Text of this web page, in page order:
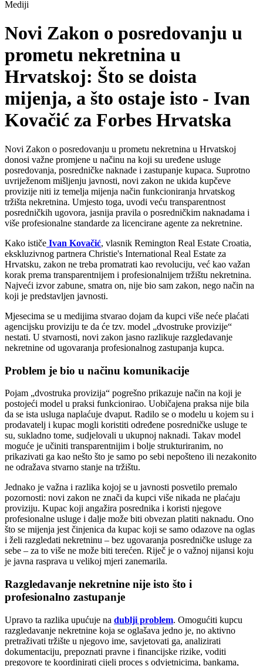
Mediji
Novi Zakon o posredovanju u
prometu nekretnina u
Hrvatskoj: Što se doista
mijenja, a što ostaje isto - Ivan
Kovačić za Forbes Hrvatska
Novi Zakon o posredovanju u prometu nekretnina u Hrvatskoj
donosi važne promjene u načinu na koji su uređene usluge
posredovanja, posredničke naknade i zastupanje kupaca. Suprotno
uvriježenom mišljenju javnosti, novi zakon ne ukida kupčeve
provizije niti iz temelja mijenja način funkcioniranja hrvatskog
tržišta nekretnina. Umjesto toga, uvodi veću transparentnost
posredničkih ugovora, jasnija pravila o posredničkim naknadama i
više profesionalne standarde za licencirane agente za nekretnine.
Kako ističe Ivan Kovačić, vlasnik Remington Real Estate Croatia,
ekskluzivnog partnera Christie's International Real Estate za
Hrvatsku, zakon ne treba promatrati kao revoluciju, već kao važan
korak prema transparentnijem i profesionalnijem tržištu nekretnina.
Najveći izvor zabune, smatra on, nije bio sam zakon, nego način na
koji je predstavljen javnosti.
Mjesecima se u medijima stvarao dojam da kupci više neće plaćati
agencijsku proviziju te da će tzv. model „dvostruke provizije“
nestati. U stvarnosti, novi zakon jasno razlikuje razgledavanje
nekretnine od ugovaranja profesionalnog zastupanja kupca.
Problem je bio u načinu komunikacije
Pojam „dvostruka provizija“ pogrešno prikazuje način na koji je
postojeći model u praksi funkcionirao. Uobičajena praksa nije bila
da se ista usluga naplaćuje dvaput. Radilo se o modelu u kojem su i
prodavatelj i kupac mogli koristiti određene posredničke usluge te
su, sukladno tome, sudjelovali u ukupnoj naknadi. Takav model
moguće je učiniti transparentnijim i bolje strukturiranim, no
prikazivati ga kao nešto što je samo po sebi nepošteno ili nezakonito
ne odražava stvarno stanje na tržištu.
Jednako je važna i razlika kojoj se u javnosti posvetilo premalo
pozornosti: novi zakon ne znači da kupci više nikada ne plaćaju
proviziju. Kupac koji angažira posrednika i koristi njegove
profesionalne usluge i dalje može biti obvezan platiti naknadu. Ono
što se mijenja jest činjenica da kupac koji se samo odazove na oglas
i želi razgledati nekretninu – bez ugovaranja posredničke usluge za
sebe – za to više ne može biti terećen. Riječ je o važnoj nijansi koju
je javna rasprava u velikoj mjeri zanemarila.
Razgledavanje nekretnine nije isto što i
profesionalno zastupanje
Upravo ta razlika upućuje na dublji problem. Omogućiti kupcu
razgledavanje nekretnine koja se oglašava jedno je, no aktivno
pretraživati tržište u njegovo ime, savjetovati ga, analizirati
dokumentaciju, prepoznati pravne i financijske rizike, voditi
pregovore te koordinirati cijeli proces s odvjetnicima, bankama,